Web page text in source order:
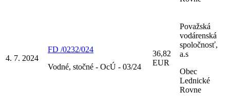
4. 7. 2024
FD /0232/024
Vodné, stočné - OcÚ - 03/24
36,82
EUR
Považská
vodárenská
spoločnosť,
a.s
Obec
Lednické
Rovne